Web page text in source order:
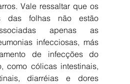
Vale ressaltar que os
das folhas não estão
apenas as
infecciosas, más
de infecções do
como cólicas intestinais,
diarréias e dores